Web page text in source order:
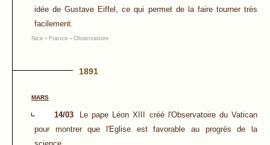
idée de Gustave Eiffel, ce qui permet de la faire tourner très
facilement.
Nice - France - Observatoire
1891
MARS
14/03
Le pape Léon XIII créé l'Observatoire du Vatican
pour montrer que l'Eglise est favorable au progrès de la